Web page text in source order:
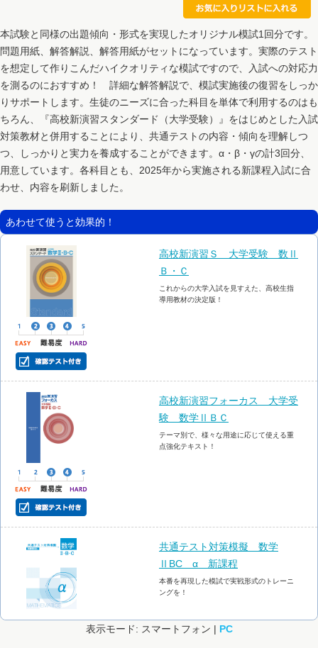
本試験と同様の出題傾向・形式を実現したオリジナル模試1回分です。
問題用紙、解答解説、解答用紙がセットになっています。実際のテスト
を想定して作りこんだハイクオリティな模試ですので、入試への対応力
を測るのにおすすめ！ 詳細な解答解説で、模試実施後の復習をしっか
りサポートします。生徒のニーズに合った科目を単体で利用するのはも
ちろん、『高校新演習スタンダード（大学受験）』をはじめとした入試
対策教材と併用することにより、共通テストの内容・傾向を理解しつ
つ、しっかりと実力を養成することができます。α・β・γの計3回分、
用意しています。各科目とも、2025年から実施される新課程入試に合
わせ、内容を刷新しました。
あわせて使うと効果的！
高校新演習Ｓ 大学受験 数Ⅱ
Ｂ・Ｃ
これからの大学入試を見すえた、高校生指
導用教材の決定版！
高校新演習フォーカス 大学受
験 数学ⅡＢＣ
テーマ別で、様々な用途に応じて使える重
点強化テキスト！
共通テスト対策模擬 数学
ⅡBC α 新課程
本番を再現した模試で実戦形式のトレーニ
ングを！
表示モード: スマートフォン | PC